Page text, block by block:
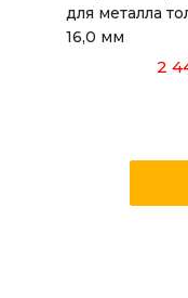
для металла
16,0 мм
2